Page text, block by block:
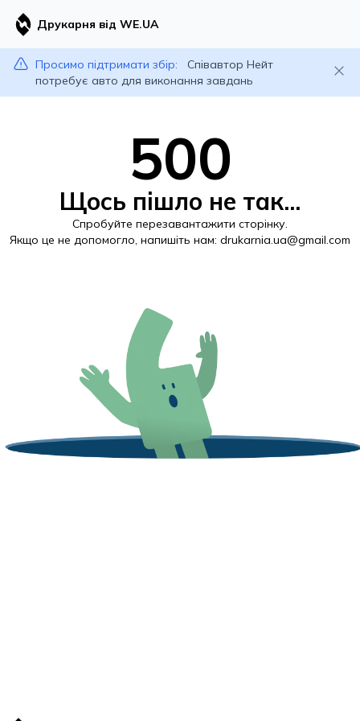
Друкарня від WE.UA
Просимо підтримати збір:
Співавтор Нейт
потребує авто для виконання завдань
500
Щось пішло не так...
Спробуйте перезавантажити сторінку.
Якщо це не допомогло, напишіть нам: drukarnia.ua@gmail.com